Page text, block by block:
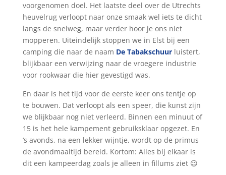
voorgenomen doel. Het laatste deel over de Utrechts
heuvelrug verloopt naar onze smaak wel iets te dicht
langs de snelweg, maar verder hoor je ons niet
mopperen. Uiteindelijk stoppen we in Elst bij een
camping die naar de naam De Tabakschuurluistert,
blijkbaar een verwijzing naar de vroegere industrie
voor rookwaar die hier gevestigd was.
En daar is het tijd voor de eerste keer ons tentje op
te bouwen. Dat verloopt als een speer, die kunst zijn
we blijkbaar nog niet verleerd. Binnen een minuut of
15 is het hele kampement gebruiksklaar opgezet. En
‘s avonds, na een lekker wijntje, wordt op de primus
de avondmaaltijd bereid. Kortom: Alles bij elkaar is
dit een kampeerdag zoals je alleen in fillums ziet 😉